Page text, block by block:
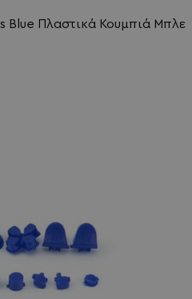
Blue Πλαστικά Κουμπιά Μπλε